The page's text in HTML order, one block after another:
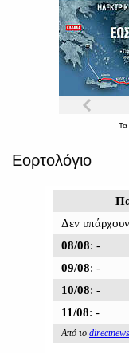
Τα
Εορτολόγιο